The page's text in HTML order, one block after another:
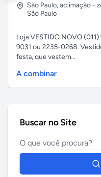
São Paulo,aclimação -
São Paulo
Loja VESTIDO NOVO
9031 ou 2235-0268.
festa, que vestem...
A combinar
Buscar no Site